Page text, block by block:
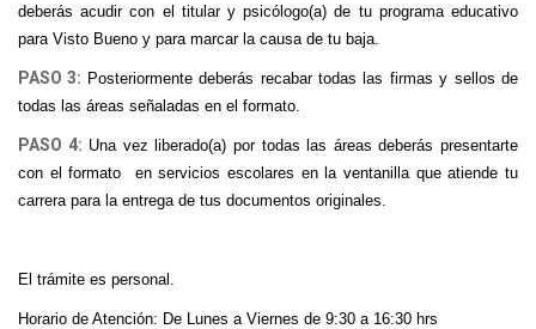
deberás acudir con el titular y psicólogo(a) de tu programa educativo
para Visto Bueno y para marcar la causa de tu baja.
PASO 3: Posteriormente deberás recabar todas las firmas y sellos de
todas las áreas señaladas en el formato.
PASO 4: Una vez liberado(a) por todas las áreas deberás presentarte
con el formato en servicios escolares en la ventanilla que atiende tu
carrera para la entrega de tus documentos originales.
El trámite es personal.
Horario de Atención: De Lunes a Viernes de 9:30 a 16:30 hrs